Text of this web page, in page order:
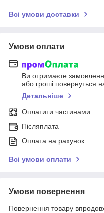
Всі умови доставки
Умови оплати
Ви отримаєте
або гроші повернуться
Детальніше
Оплатити частинами
Післяплата
Оплата на рахунок
Всі умови оплати
Умови повернення
Повернення товару